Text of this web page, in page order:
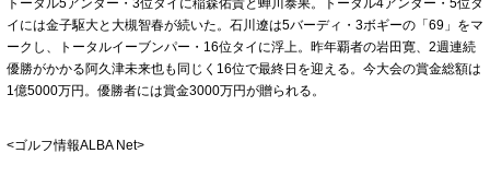
イには金子駆大と大槻智春が続いた。石川遼は5バーディ・3ボギーの「69」をマ
ークし、トータルイーブンパー・16位タイに浮上。昨年覇者の岩田寛、2週連続
優勝がかかる阿久津未来也も同じく16位で最終日を迎える。今大会の賞金総額は
1億5000万円。優勝者には賞金3000万円が贈られる。
<ゴルフ情報ALBA Net>